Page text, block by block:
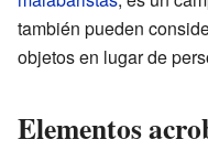
también pueden
objetos en lugar de
Elementos